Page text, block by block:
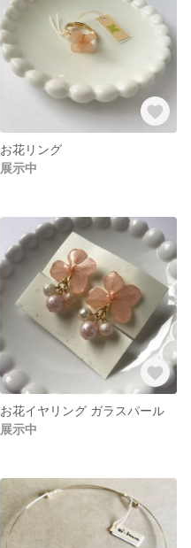
お花リング
展示中
お花イヤリング ガラスパール
展示中